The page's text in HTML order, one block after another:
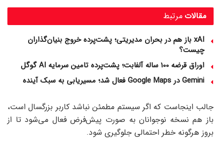
مرتبط مقالات
xAI باز هم در بحران مدیریتی؛ پشت‌پرده خروج بنیان‌گذاران
چیست؟
اوراق قرضه 100 ساله آلفابت؛ پشت‌پرده تامین سرمایه AI گوگل
Gemini در Google Maps فعال شد؛ مسیریابی به سبک آینده
جالب اینجاست که اگر سیستم مطمئن نباشد کاربر بزرگسال است،
باز هم نسخه نوجوانان به صورت پیش‌فرض فعال می‌شود تا از
بروز هرگونه خطر احتمالی جلوگیری شود.